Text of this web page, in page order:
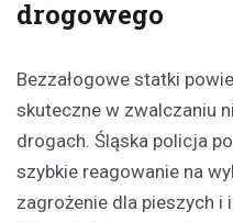
drogowego
Bezzałogowe statki
skuteczne w zwalczaniu
drogach. Śląska policja
szybkie reagowanie na
zagrożenie dla pieszych i